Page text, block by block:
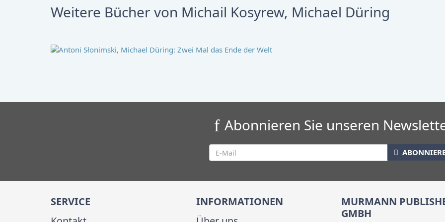
Weitere Bücher von Michail Kosyrew, Michael Düring
Abonnieren Sie unseren
SERVICE
INFORMATIONEN
MURMANN
GMBH